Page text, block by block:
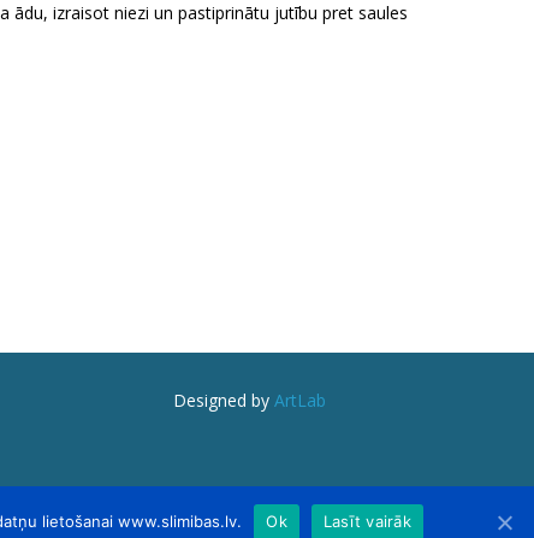
ādu, izraisot niezi un pastiprinātu jutību pret saules
Designed by ArtLab
lietošanai www.slimibas.lv. Ok Lasīt vairāk